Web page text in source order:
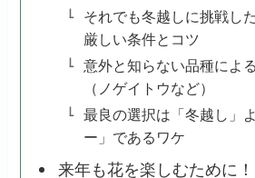
それでも冬越しに挑戦し
厳しい条件とコツ
意外と知らない品種によ
（ノゲイトウなど）
最良の選択は「冬越し」
ー」であるワケ
来年も花を楽しむために